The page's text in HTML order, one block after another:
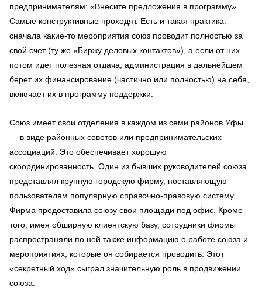
предпринимателям: «Внесите предложения в программу».
Самые конструктивные проходят. Есть и такая практика:
сначала какие-то мероприятия союз проводит полностью за
свой счет (ту же «Биржу деловых контактов»), а если от них
потом идет полезная отдача, администрация в дальнейшем
берет их финансирование (частично или полностью) на себя,
включает их в программу поддержки.
Союз имеет свои отделения в каждом из семи районов Уфы
— в виде районных советов или предпринимательских
ассоциаций. Это обеспечивает хорошую
скоординированность. Один из бывших руководителей союза
представлял крупную городскую фирму, поставляющую
пользователям популярную справочно-правовую систему.
Фирма предоставила союзу свои площади под офис. Кроме
того, имея обширную клиентскую базу, сотрудники фирмы
распространяли по ней также информацию о работе союза и
мероприятиях, которые он собирается проводить. Этот
«секретный ход» сыграл значительную роль в продвижении
союза.